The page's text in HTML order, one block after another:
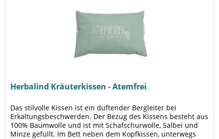
Herbalind Kräuterkissen - Atemfrei
Das stilvolle Kissen ist ein duftender Bergleiter bei
Erkältungsbeschwerden. Der Bezug des Kissens besteht aus
100% Baumwolle und ist mit Schafschurwolle, Salbei und
Minze gefüllt. Im Bett neben dem Kopfkissen, unterwegs